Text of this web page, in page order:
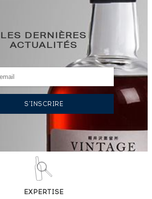
LES DERNIÈRES
ACTUALITÉS
EXPERTISE